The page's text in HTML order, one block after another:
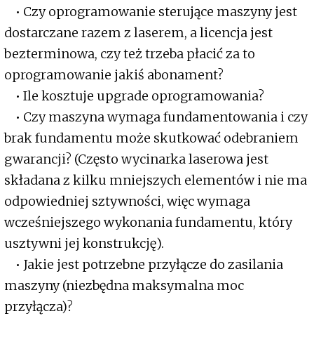
• Czy oprogramowanie sterujące maszyny jest
dostarczane razem z laserem, a licencja jest
bezterminowa, czy też trzeba płacić za to
oprogramowanie jakiś abonament?
• Ile kosztuje upgrade oprogramowania?
• Czy maszyna wymaga fundamentowania i czy
brak fundamentu może skutkować odebraniem
gwarancji? (Często wycinarka laserowa jest
składana z kilku mniejszych elementów i nie ma
odpowiedniej sztywności, więc wymaga
wcześniejszego wykonania fundamentu, który
usztywni jej konstrukcję).
• Jakie jest potrzebne przyłącze do zasilania
maszyny (niezbędna maksymalna moc
przyłącza)?